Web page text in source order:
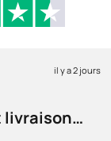
il y a 2 jours
livraison